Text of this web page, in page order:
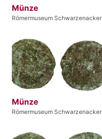
Münze
Römermuseum Schwarzenacker
Münze
Römermuseum Schwarzenacker